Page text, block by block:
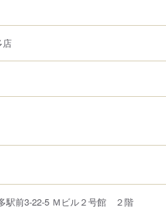
店
駅前3-22-5 Ｍビル２号館 ２階